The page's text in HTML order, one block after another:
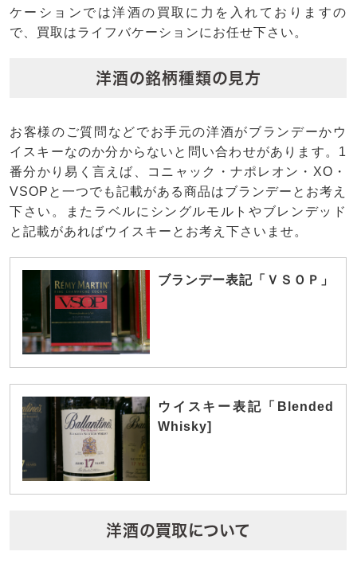
ケーションでは洋酒の買取に力を入れておりますの
で、買取はライフバケーションにお任せ下さい。
洋酒の銘柄種類の見方
お客様のご質問などでお手元の洋酒がブランデーかウ
イスキーなのか分からないと問い合わせがあります。1
番分かり易く言えば、コニャック・ナポレオン・XO・
VSOPと一つでも記載がある商品はブランデーとお考え
下さい。またラベルにシングルモルトやブレンデッド
と記載があればウイスキーとお考え下さいませ。
ブランデー表記「ＶＳＯＰ」
ウイスキー表記「Blended
Whisky]
洋酒の買取について